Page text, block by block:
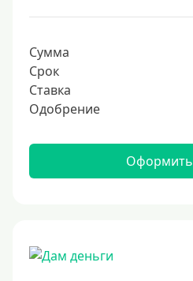
Сумма
Срок
Ставка
Одобрение
Оформить